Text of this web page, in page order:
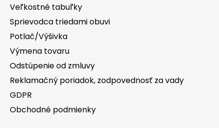
Veľkostné tabuľky
Sprievodca triedami obuvi
Potlač/Výšivka
Výmena tovaru
Odstúpenie od zmluvy
Reklamačný poriadok, zodpovednosť za vady
GDPR
Obchodné podmienky